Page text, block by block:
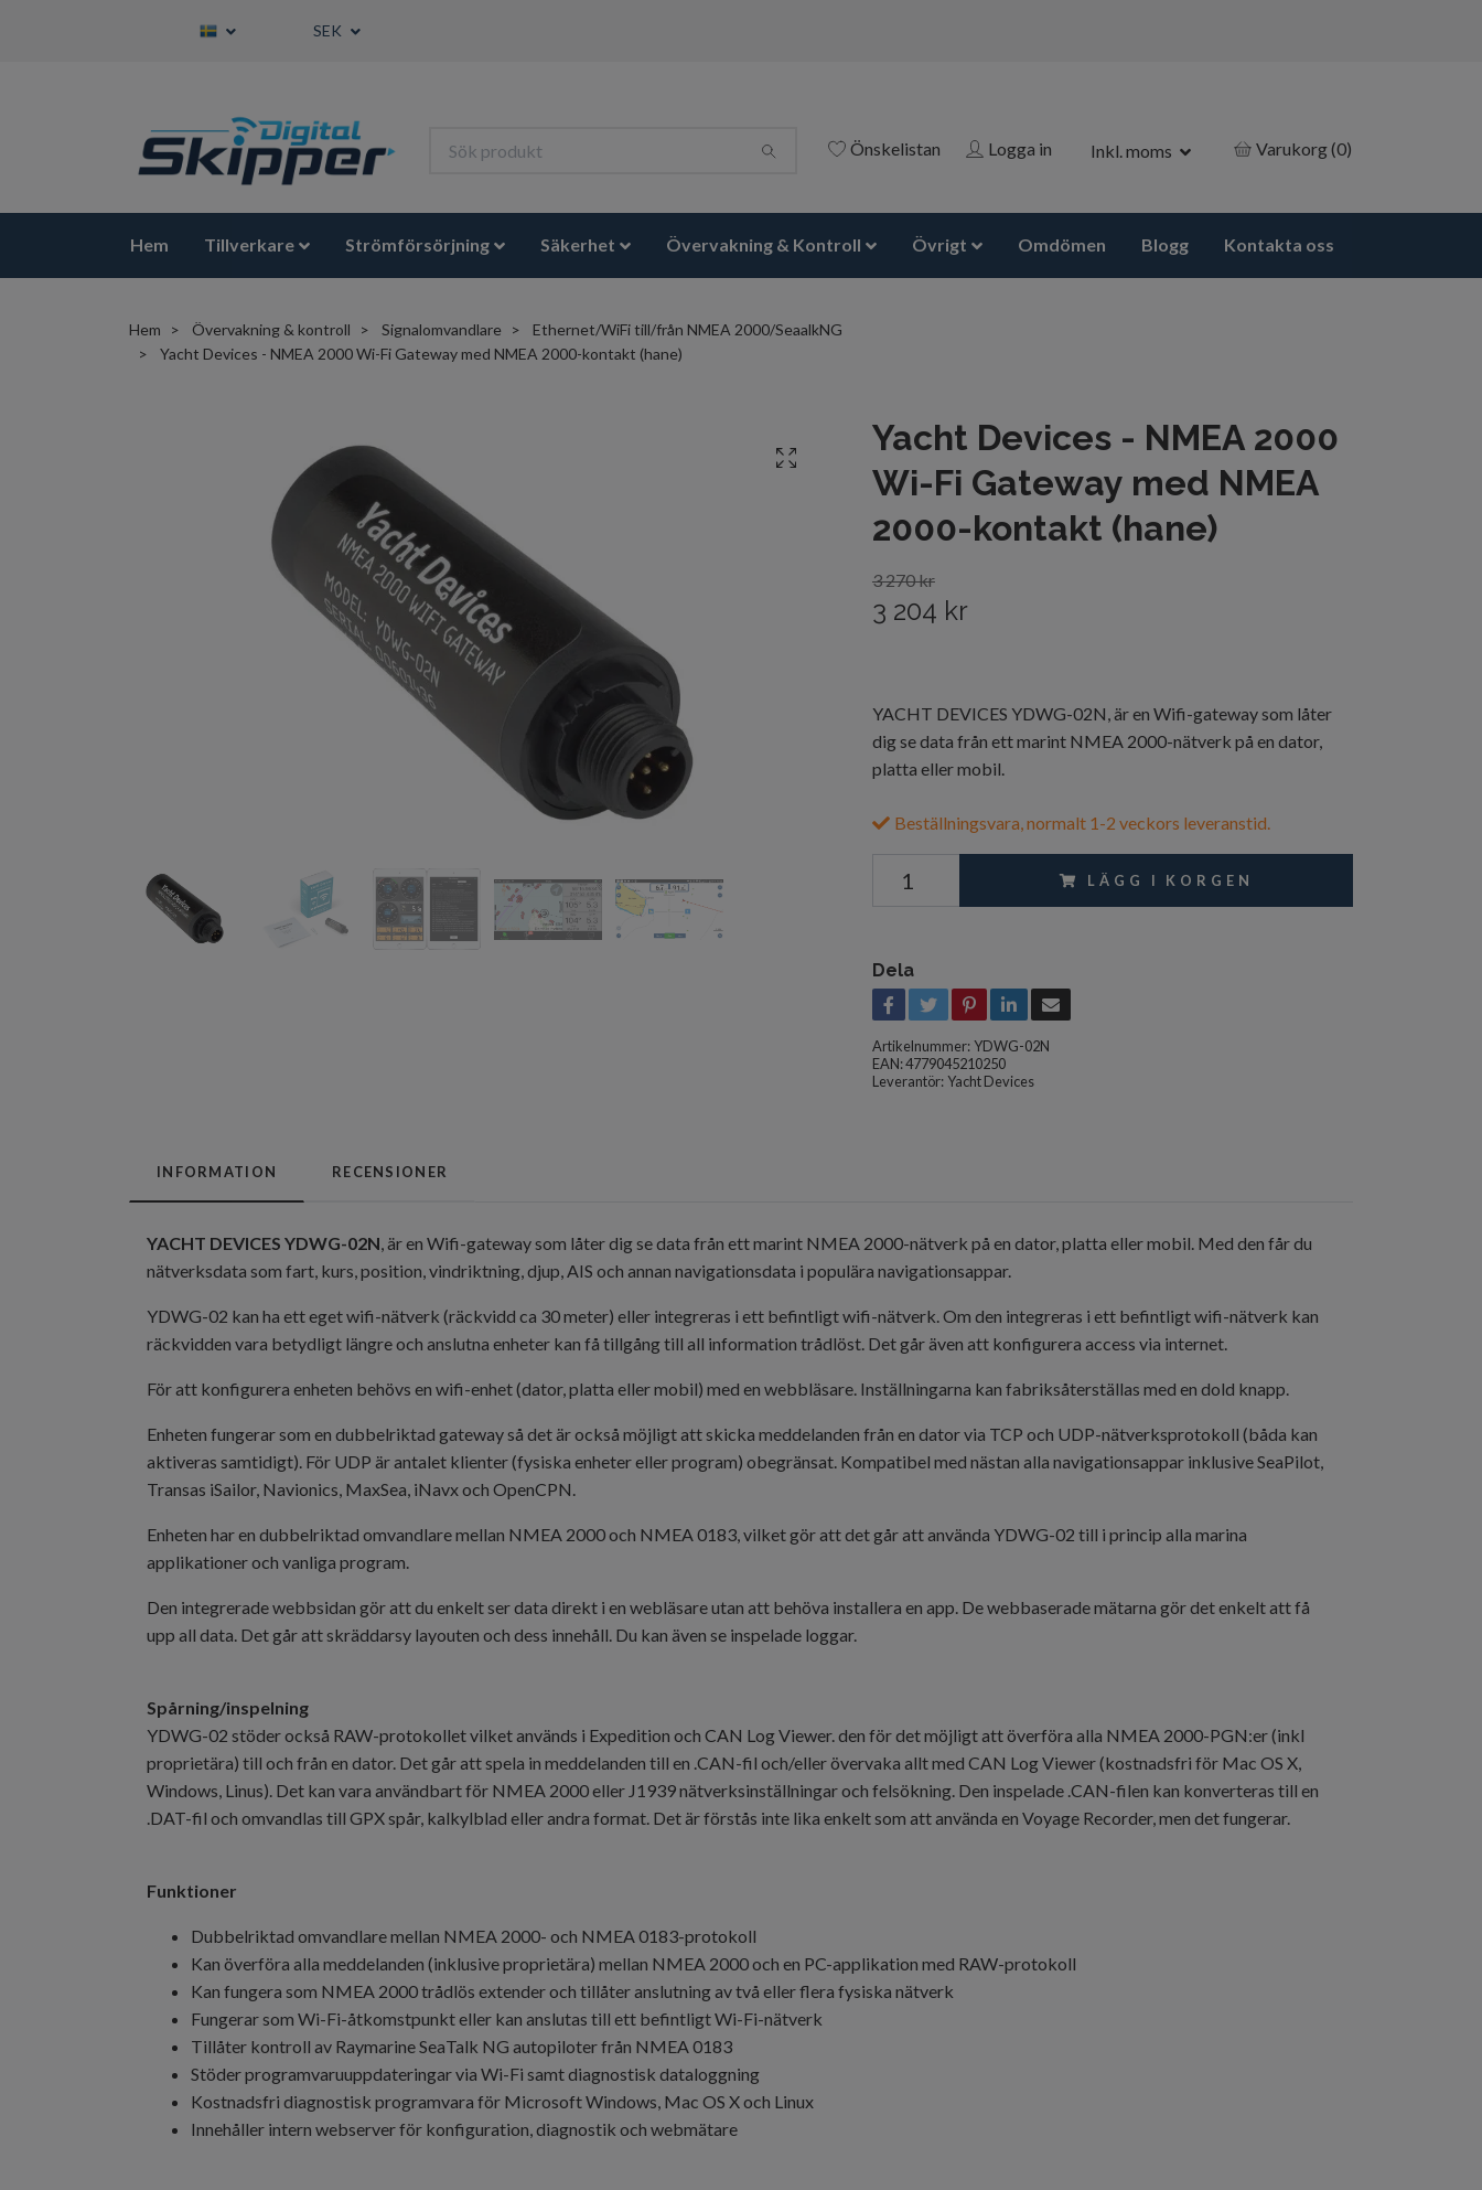
SEK
Önskelistan Logga in Inkl. moms Varukorg(0)
Hem Tillverkare Strömförsörjning Säkerhet Övervakning & Kontroll Övrigt Omdömen Blogg Kontakta oss
Hem Övervakning & kontroll Signalomvandlare
Ethernet/WiFi till/från NMEA 2000/SeaalkNG
Yacht Devices - NMEA 2000 Wi-Fi Gateway med NMEA 2000-kontakt (hane)
Yacht Devices - NMEA 2000
Wi-Fi Gateway med NMEA
2000-kontakt (hane)
3 270 kr
3 204 kr
YACHT DEVICES YDWG-02N, är en Wifi-gateway som låter
dig se data från ett marint NMEA 2000-nätverk på en dator,
platta eller mobil.
Beställningsvara, normalt 1-2 veckors leveranstid.
LÄGG I KORGEN
Dela
Artikelnummer:YDWG-02N
EAN: 4779045210250
Leverantör:Yacht Devices
INFORMATION RECENSIONER
YACHT DEVICES YDWG-02N, är en Wifi-gateway som låter dig se data från ett marint NMEA 2000-nätverk på en dator, platta eller mobil. Med den får du
nätverksdata som fart, kurs, position, vindriktning, djup, AIS och annan navigationsdata i populära navigationsappar.
YDWG-02 kan ha ett eget wifi-nätverk (räckvidd ca 30 meter) eller integreras i ett befintligt wifi-nätverk. Om den integreras i ett befintligt wifi-nätverk kan
räckvidden vara betydligt längre och anslutna enheter kan få tillgång till all information trådlöst. Det går även att konfigurera access via internet.
För att konfigurera enheten behövs en wifi-enhet (dator, platta eller mobil) med en webbläsare. Inställningarna kan fabriksåterställas med en dold knapp.
Enheten fungerar som en dubbelriktad gateway så det är också möjligt att skicka meddelanden från en dator via TCP och UDP-nätverksprotokoll (båda kan
aktiveras samtidigt). För UDP är antalet klienter (fysiska enheter eller program) obegränsat. Kompatibel med nästan alla navigationsappar inklusive SeaPilot,
Transas iSailor, Navionics, MaxSea, iNavx och OpenCPN.
Enheten har en dubbelriktad omvandlare mellan NMEA 2000 och NMEA 0183, vilket gör att det går att använda YDWG-02 till i princip alla marina
applikationer och vanliga program.
Den integrerade webbsidan gör att du enkelt ser data direkt i en webläsare utan att behöva installera en app. De webbaserade mätarna gör det enkelt att få
upp all data. Det går att skräddarsy layouten och dess innehåll. Du kan även se inspelade loggar.
Spårning/inspelning
YDWG-02 stöder också RAW-protokollet vilket används i Expedition och CAN Log Viewer. den för det möjligt att överföra alla NMEA 2000-PGN:er (inkl
proprietära) till och från en dator. Det går att spela in meddelanden till en .CAN-fil och/eller övervaka allt med CAN Log Viewer (kostnadsfri för Mac OS X,
Windows, Linus). Det kan vara användbart för NMEA 2000 eller J1939 nätverksinställningar och felsökning. Den inspelade .CAN-filen kan konverteras till en
.DAT-fil och omvandlas till GPX spår, kalkylblad eller andra format. Det är förstås inte lika enkelt som att använda en Voyage Recorder, men det fungerar.
Funktioner
Dubbelriktad omvandlare mellan NMEA 2000- och NMEA 0183-protokoll
Kan överföra alla meddelanden (inklusive proprietära) mellan NMEA 2000 och en PC-applikation med RAW-protokoll
Kan fungera som NMEA 2000 trådlös extender och tillåter anslutning av två eller flera fysiska nätverk
Fungerar som Wi-Fi-åtkomstpunkt eller kan anslutas till ett befintligt Wi-Fi-nätverk
Tillåter kontroll av Raymarine SeaTalk NG autopiloter från NMEA 0183
Stöder programvaruuppdateringar via Wi-Fi samt diagnostisk dataloggning
Kostnadsfri diagnostisk programvara för Microsoft Windows, Mac OS X och Linux
Innehåller intern webserver för konfiguration, diagnostik och webmätare